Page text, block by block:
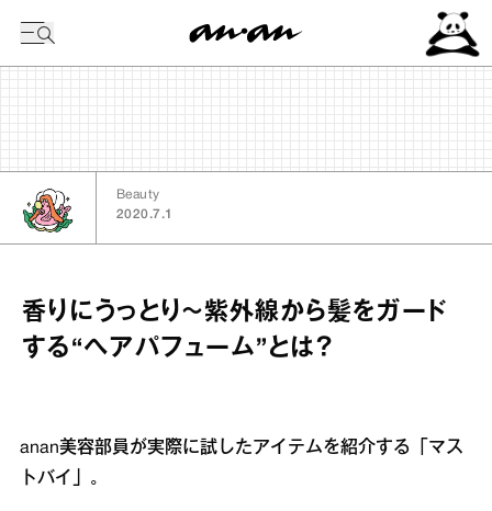
Beauty
2020.7.1
香りにうっとり～紫外線から髪をガード
する“ヘアパフューム”とは？
anan美容部員が実際に試したアイテムを紹介する「マス
トバイ」。